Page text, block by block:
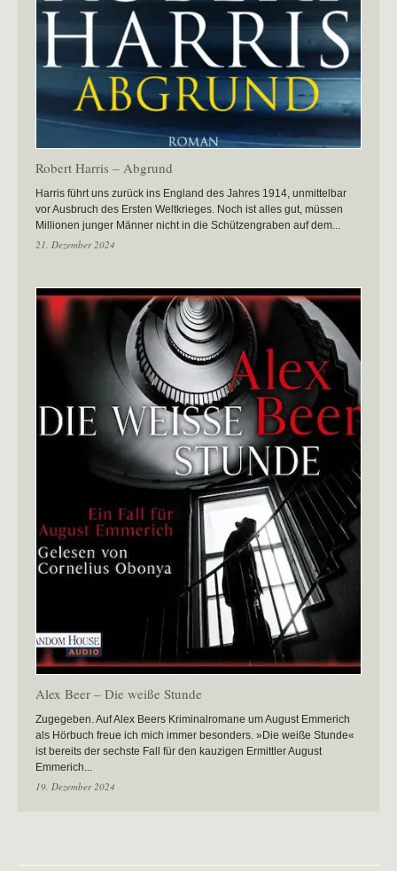
Robert Harris – Abgrund
Harris führt uns zurück ins England des Jahres 1914, unmittelbar
vor Ausbruch des Ersten Weltkrieges. Noch ist alles gut, müssen
Millionen junger Männer nicht in die Schützengraben auf dem...
21. Dezember 2024
Alex Beer – Die weiße Stunde
Zugegeben. Auf Alex Beers Kriminalromane um August Emmerich
als Hörbuch freue ich mich immer besonders. »Die weiße Stunde«
ist bereits der sechste Fall für den kauzigen Ermittler August
Emmerich...
19. Dezember 2024